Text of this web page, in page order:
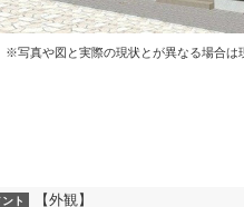
※写真や図と実際の現状とが異なる場合は
ト 【外観】